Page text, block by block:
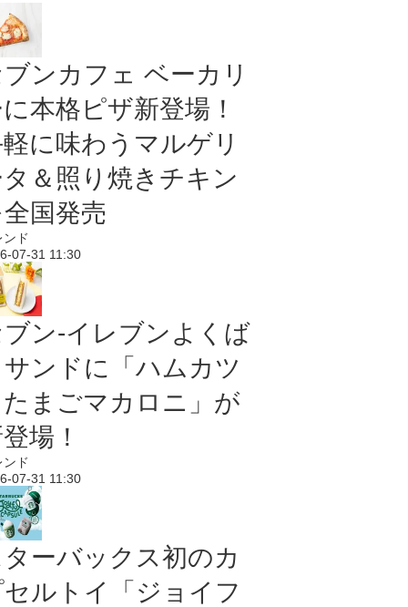
ンカフェ ベーカリ
本格ピザ新登場！
に味わうマルゲリ
＆照り焼きチキン
国発売
ンド
07-31 11:30
ン‐イレブンよくば
ンドに「ハムカツ
まごマカロニ」が
場！
ンド
07-31 11:30
ーバックス初のカ
ルトイ「ジョイフ